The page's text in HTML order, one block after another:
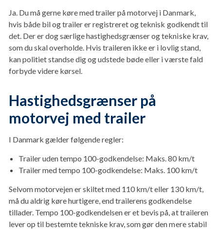
Ja. Du må gerne køre med trailer på motorvej i Danmark,
hvis både bil og trailer er registreret og teknisk godkendt til
det. Der er dog særlige hastighedsgrænser og tekniske krav,
som du skal overholde. Hvis traileren ikke er i lovlig stand,
kan politiet standse dig og udstede bøde eller i værste fald
forbyde videre kørsel.
Hastighedsgrænser på
motorvej med trailer
I Danmark gælder følgende regler:
Trailer uden tempo 100-godkendelse: Maks. 80 km/t
Trailer med tempo 100-godkendelse: Maks. 100 km/t
Selvom motorvejen er skiltet med 110 km/t eller 130 km/t,
må du aldrig køre hurtigere, end trailerens godkendelse
tillader. Tempo 100-godkendelsen er et bevis på, at traileren
lever op til bestemte tekniske krav, som gør den mere stabil